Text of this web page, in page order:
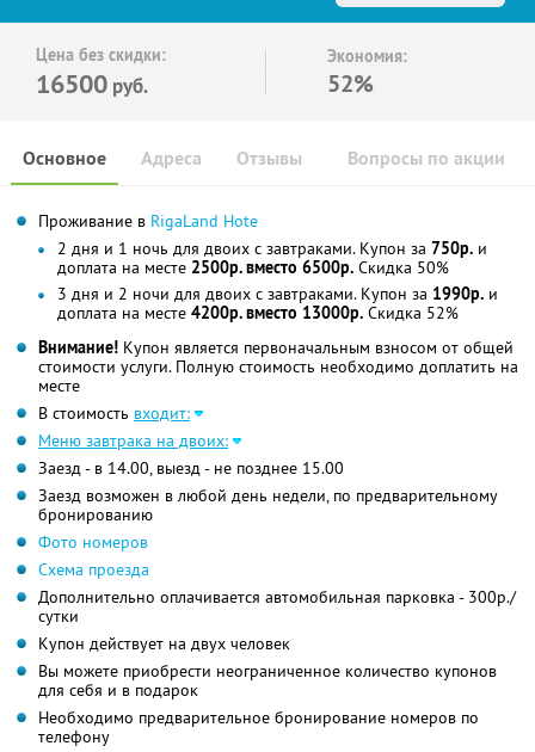
Цена без скидки:
16500 руб.
Экономия:
52%
Основное Отзывы Вопросы по акции
Адреса
Проживание в RigaLand Hote
2 дня и 1 ночь для двоих с завтраками. Купон за 750р. и
доплата на месте 2500р. вместо 6500р. Скидка 50%
3 дня и 2 ночи для двоих с завтраками. Купон за 1990р. и
доплата на месте 4200р. вместо 13000р. Скидка 52%
Внимание! Купон является первоначальным взносом от общей
стоимости услуги. Полную стоимость необходимо доплатить на
месте
В стоимость входит:
Меню завтрака на двоих:
Заезд - в 14.00, выезд - не позднее 15.00
Заезд возможен в любой день недели, по предварительному
бронированию
Фото номеров
Схема проезда
Дополнительно оплачивается автомобильная парковка - 300р./
сутки
Купон действует на двух человек
Вы можете приобрести неограниченное количество купонов
для себя и в подарок
Необходимо предварительное бронирование номеров по
телефону